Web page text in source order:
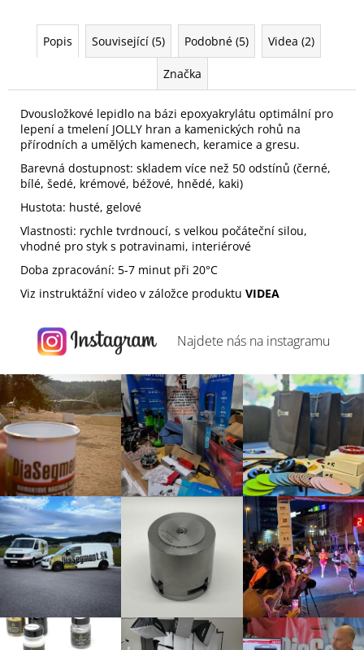
Popis Související (5) Podobné (5) Videa (2)
Značka
Dvousložkové lepidlo na bázi epoxyakrylátu optimální pro
lepení a tmelení JOLLY hran a kamenických rohů na
přírodních a umělých kamenech, keramice a gresu.
Barevná dostupnost: skladem více než 50 odstínů (černé,
bílé, šedé, krémové, béžové, hnědé, kaki)
Hustota: husté, gelové
Vlastnosti: rychle tvrdnoucí, s velkou počáteční silou,
vhodné pro styk s potravinami, interiérové
Doba zpracování: 5-7 minut při 20°C
Viz instruktážní video v záložce produktu VIDEA
Najdete nás na instagramu